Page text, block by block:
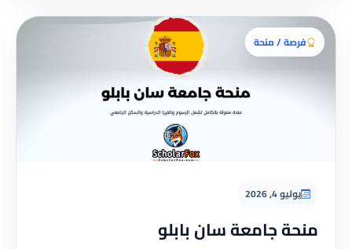
فرصة / منحة
يوليو 4, 2026
منحة جامعة سان بابلو